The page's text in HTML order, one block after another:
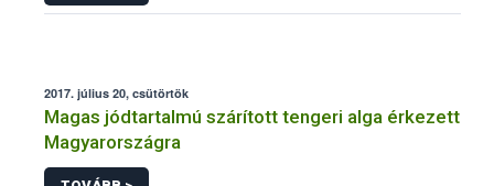
2017. július 20, csütörtök
Magas jódtartalmú szárított tengeri alga érkezett
Magyarországra